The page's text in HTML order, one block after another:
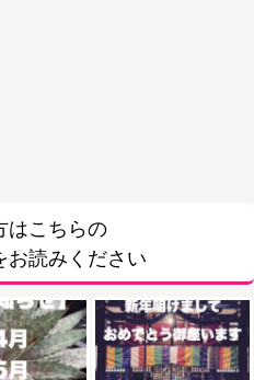
はこちらの
お読みください